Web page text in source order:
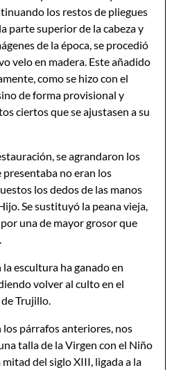
los restos de pliegues
parte superior de la cabeza y
de la época, se procedió
velo en madera. Este añadido
como se hizo con el
de forma provisional y
ciertos que se ajustasen a su
se agrandaron los
presentaba no eran los
los dedos de las manos
Se sustituyó la peana vieja,
una de mayor grosor que
escultura ha ganado en
volver al culto en el
Trujillo.
los párrafos anteriores, nos
talla de la Virgen con el Niño
del siglo XIII, ligada a la